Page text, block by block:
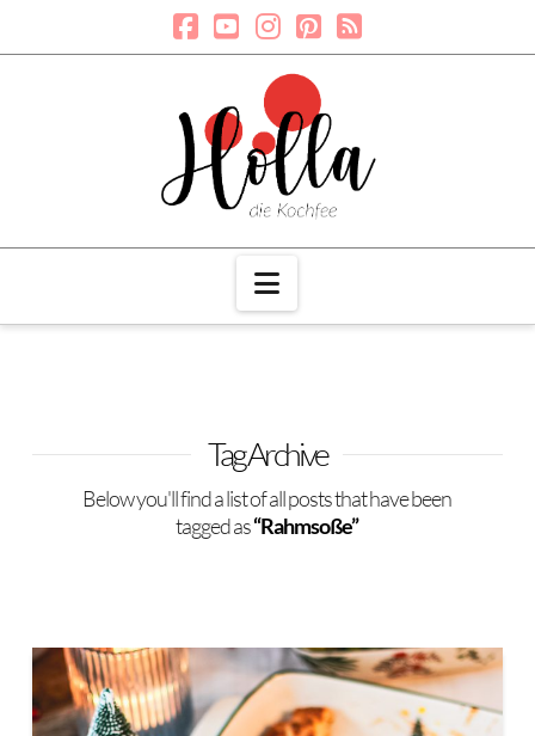
Navigation
Tag Archive
Below you'll find a list of all posts that have been
tagged as“Rahmsoße”